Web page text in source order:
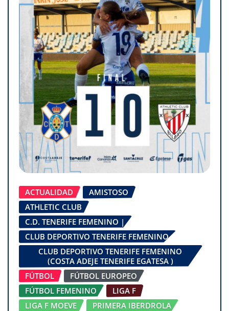
ACTUALIDAD
AMISTOSO
ATHLETIC CLUB
C.D. TENERIFE FEMENINO |
CLUB DEPORTIVO TENERIFE FEMENINO
CLUB DEPORTIVO TENERIFE FEMENINO
(COSTA ADEJE TENERIFE EGATESA )
FÚTBOL
FÚTBOL EUROPEO
FÚTBOL FEMENINO
LIGA F
LIGA F MOEVE
PRIMERA IBERDROLA